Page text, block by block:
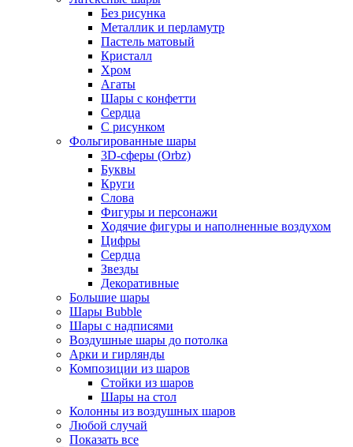
Без рисунка
Металлик и перламутр
Пастель матовый
Кристалл
Хром
Агаты
Шары с конфетти
Сердца
С рисунком
Фольгированные шары
3D-сферы (Orbz)
Буквы
Круги
Слова
Фигуры и персонажи
Ходячие фигуры и наполненные воздухом
Цифры
Сердца
Звезды
Декоративные
Большие шары
Шары Bubble
Шары с надписями
Воздушные шары до потолка
Арки и гирлянды
Композиции из шаров
Стойки из шаров
Шары на стол
Колонны из воздушных шаров
Любой случай
Показать все